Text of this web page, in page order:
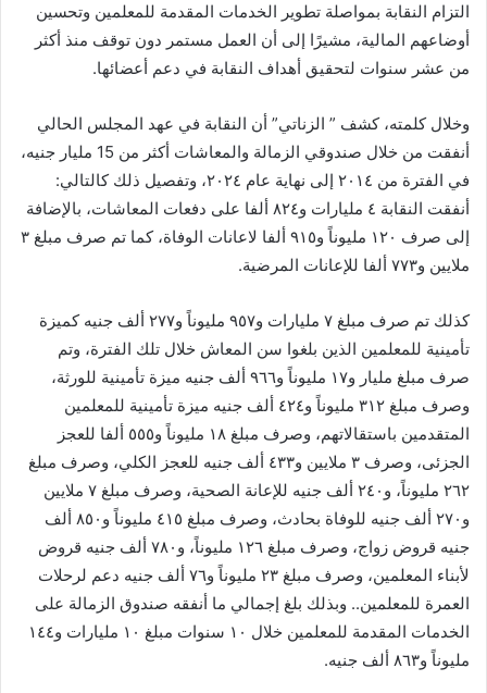
التزام النقابة بمواصلة تطوير الخدمات المقدمة للمعلمين وتحسين
أوضاعهم المالية، مشيرًا إلى أن العمل مستمر دون توقف منذ أكثر
من عشر سنوات لتحقيق أهداف النقابة في دعم أعضائها.
وخلال كلمته، كشف ” الزناتي” أن النقابة في عهد المجلس الحالي
أنفقت من خلال صندوقي الزمالة والمعاشات أكثر من 15 مليار جنيه،
في الفترة من ٢٠١٤ إلى نهاية عام ٢٠٢٤، وتفصيل ذلك كالتالي:
أنفقت النقابة ٤ مليارات و٨٢٤ ألفا على دفعات المعاشات، بالإضافة
إلى صرف ١٢٠ مليوناً و٩١٥ ألفا لاعانات الوفاة، كما تم صرف مبلغ ٣
ملايين و٧٧٣ ألفا للإعانات المرضية.
كذلك تم صرف مبلغ ٧ مليارات و٩٥٧ مليوناً و٢٧٧ ألف جنيه كميزة
تأمينية للمعلمين الذين بلغوا سن المعاش خلال تلك الفترة، وتم
صرف مبلغ مليار و١٧ مليوناً و٩٦٦ ألف جنيه ميزة تأمينية للورثة،
وصرف مبلغ ٣١٢ مليوناً و٤٢٤ ألف جنيه ميزة تأمينية للمعلمين
المتقدمين باستقالاتهم، وصرف مبلغ ١٨ مليوناً و٥٥٥ ألفا للعجز
الجزئى، وصرف ٣ ملايين و٤٣٣ ألف جنيه للعجز الكلي، وصرف مبلغ
٢٦٢ مليوناً، و٢٤٠ ألف جنيه للإعانة الصحية، وصرف مبلغ ٧ ملايين
و٢٧٠ ألف جنيه للوفاة بحادث، وصرف مبلغ ٤١٥ مليوناً و٨٥٠ ألف
جنيه قروض زواج، وصرف مبلغ ١٢٦ مليوناً، و٧٨٠ ألف جنيه قروض
لأبناء المعلمين، وصرف مبلغ ٢٣ مليوناً و٧٦ ألف جنيه دعم لرحلات
العمرة للمعلمين.. وبذلك بلغ إجمالي ما أنفقه صندوق الزمالة على
الخدمات المقدمة للمعلمين خلال ١٠ سنوات مبلغ ١٠ مليارات و١٤٤
مليوناً و٨٦٣ ألف جنيه.